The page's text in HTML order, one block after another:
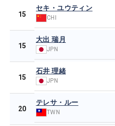
15
セキ・ユウティン
CHI
15
大出 瑞月
JPN
15
石井 理緒
JPN
20
テレサ・ルー
TWN